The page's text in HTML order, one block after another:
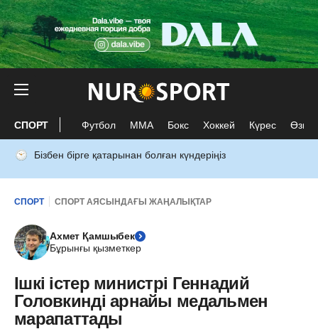
СПОРТ Футбол ММА Бокс Хоккей Күрес Өзге
Бізбен бірге қатарынан болған күндеріңіз
СПОРТ СПОРТ АЯСЫНДАҒЫ ЖАҢАЛЫҚТАР
Ахмет Қамшыбек
Бұрынғы қызметкер
Ішкі істер министрі Геннадий
Головкинді арнайы медальмен
марапаттады